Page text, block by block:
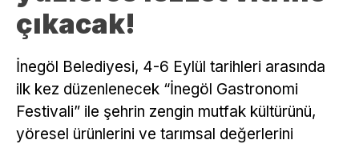
çıkacak!
İnegöl Belediyesi, 4-6 Eylül tarihleri arasında
ilk kez düzenlenecek “İnegöl Gastronomi
Festivali” ile şehrin zengin mutfak kültürünü,
yöresel ürünlerini ve tarımsal değerlerini